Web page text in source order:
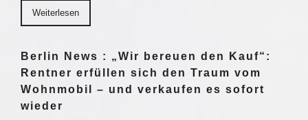
Weiterlesen
Berlin News : „Wir bereuen den Kauf“:
Rentner erfüllen sich den Traum vom
Wohnmobil – und verkaufen es sofort
wieder